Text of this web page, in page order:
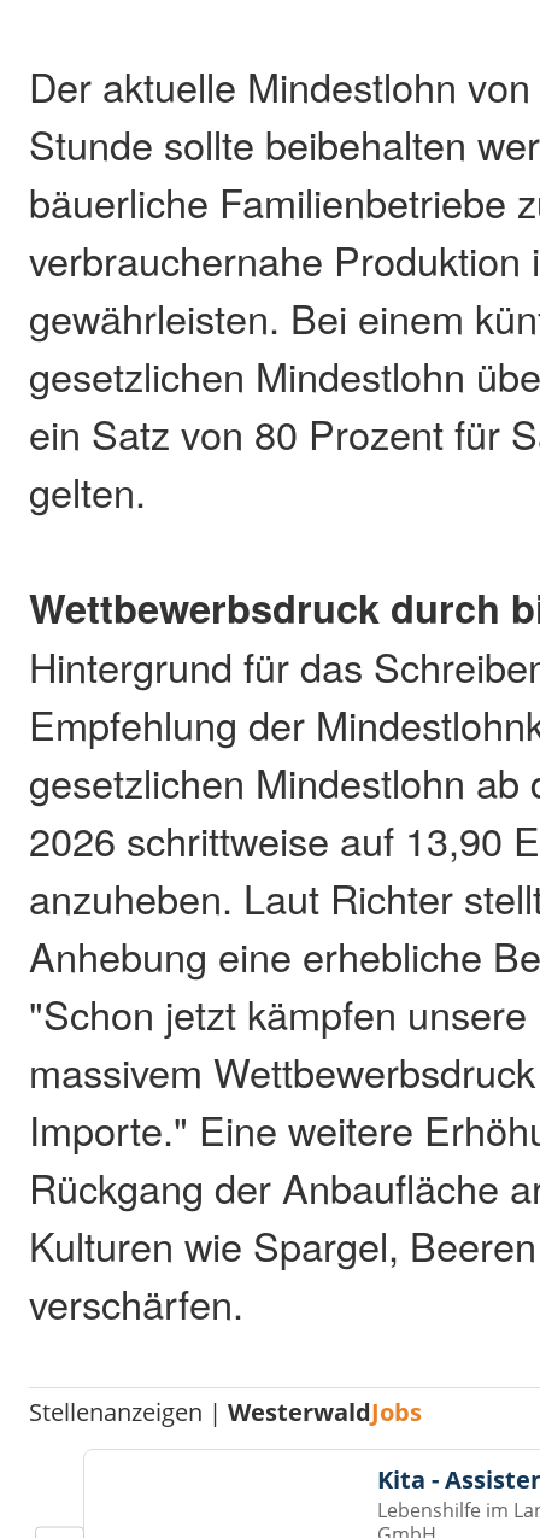
Der aktuelle Mindestlohn
Stunde sollte beibehalten
bäuerliche Familienbetriebe
verbrauchernahe Produktion
gewährleisten. Bei einem
gesetzlichen Mindestlohn
ein Satz von 80 Prozent für
gelten.
Wettbewerbsdruck durch
Hintergrund für das
Empfehlung der
gesetzlichen Mindestlohn ab
2026 schrittweise auf 13,90
anzuheben. Laut Richter
Anhebung eine erhebliche
"Schon jetzt kämpfen
massivem
Importe." Eine weitere
Rückgang der Anbaufläche
Kulturen wie Spargel,
verschärfen.
Stellenanzeigen |WesterwaldJobs
Kita -
Lebenshilfe im